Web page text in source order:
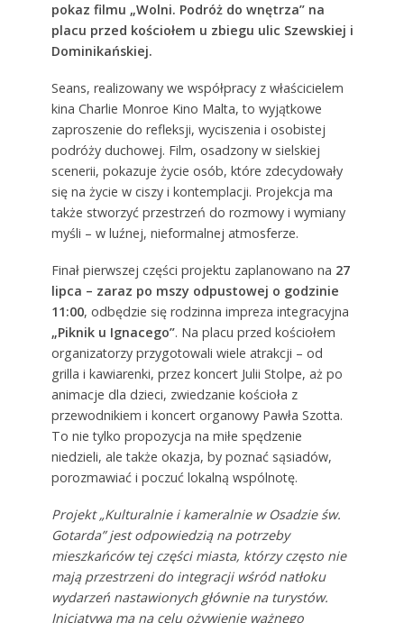
pokaz filmu „Wolni. Podróż do wnętrza” na
placu przed kościołem u zbiegu ulic Szewskiej i
Dominikańskiej.
Seans, realizowany we współpracy z właścicielem
kina Charlie Monroe Kino Malta, to wyjątkowe
zaproszenie do refleksji, wyciszenia i osobistej
podróży duchowej. Film, osadzony w sielskiej
scenerii, pokazuje życie osób, które zdecydowały
się na życie w ciszy i kontemplacji. Projekcja ma
także stworzyć przestrzeń do rozmowy i wymiany
myśli – w luźnej, nieformalnej atmosferze.
Finał pierwszej części projektu zaplanowano na 27
lipca – zaraz po mszy odpustowej o godzinie
11:00, odbędzie się rodzinna impreza integracyjna
„Piknik u Ignacego”. Na placu przed kościołem
organizatorzy przygotowali wiele atrakcji – od
grilla i kawiarenki, przez koncert Julii Stolpe, aż po
animacje dla dzieci, zwiedzanie kościoła z
przewodnikiem i koncert organowy Pawła Szotta.
To nie tylko propozycja na miłe spędzenie
niedzieli, ale także okazja, by poznać sąsiadów,
porozmawiać i poczuć lokalną wspólnotę.
Projekt „Kulturalnie i kameralnie w Osadzie św.
Gotarda” jest odpowiedzią na potrzeby
mieszkańców tej części miasta, którzy często nie
mają przestrzeni do integracji wśród natłoku
wydarzeń nastawionych głównie na turystów.
Inicjatywa ma na celu ożywienie ważnego